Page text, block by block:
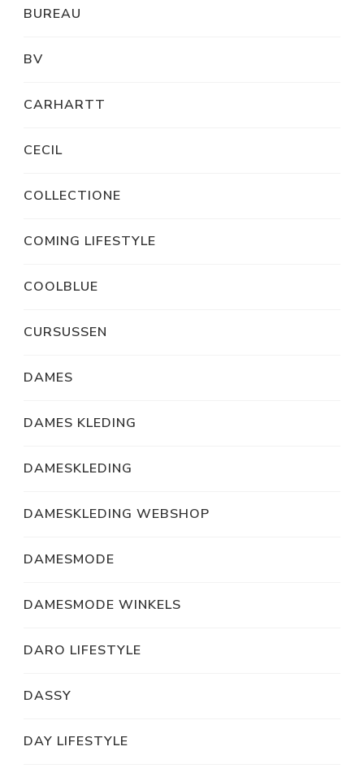
BUREAU
BV
CARHARTT
CECIL
COLLECTIONE
COMING LIFESTYLE
COOLBLUE
CURSUSSEN
DAMES
DAMES KLEDING
DAMESKLEDING
DAMESKLEDING WEBSHOP
DAMESMODE
DAMESMODE WINKELS
DARO LIFESTYLE
DASSY
DAY LIFESTYLE